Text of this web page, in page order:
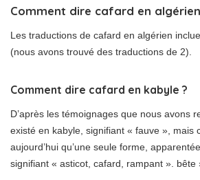
Comment dire cafard en
Les traductions de cafard en algérien
(nous avons trouvé des traductions de 2).
Comment dire cafard en kabyle ?
D’après les témoignages que nous avons
existé en kabyle, signifiant « fauve », mais
aujourd’hui qu’une seule forme,
signifiant « asticot, cafard, rampant ». bête